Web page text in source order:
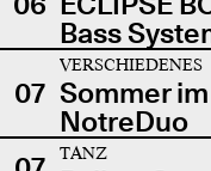
Bass
07
VERSCHIEDENES
Sommer
NotreDuo
TANZ